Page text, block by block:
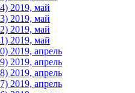
2019, май
2019, май
2019, май
2019, май
2019, апрель
2019, апрель
2019, апрель
2019, апрель